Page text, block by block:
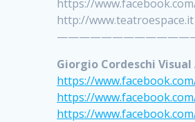
https://
http://www.teatroespace.it
Giorgio Cordeschi
https://
https://
https://